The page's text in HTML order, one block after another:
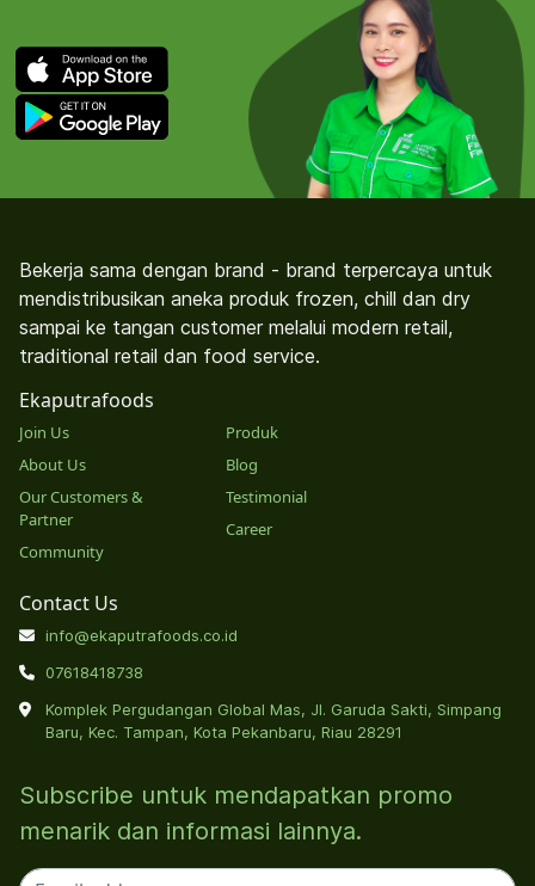
Bekerja sama dengan brand - brand terpercaya untuk
mendistribusikan aneka produk frozen, chill dan dry
sampai ke tangan customer melalui modern retail,
traditional retail dan food service.
Ekaputrafoods
Join Us
About Us
Our Customers &
Partner
Community
Produk
Blog
Testimonial
Career
Contact Us
info@ekaputrafoods.co.id
07618418738
Komplek Pergudangan Global Mas, Jl. Garuda Sakti, Simpang
Baru, Kec. Tampan, Kota Pekanbaru, Riau 28291
Subscribe untuk mendapatkan promo
menarik dan informasi lainnya.